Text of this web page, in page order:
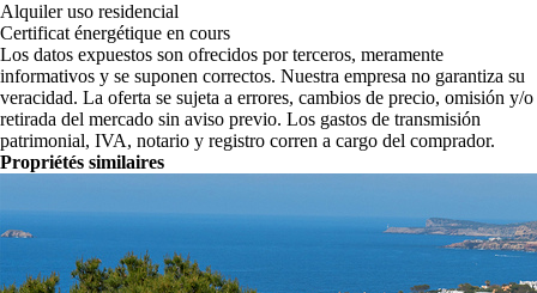
Alquiler uso residencial
Certificat énergétique en cours
Los datos expuestos son ofrecidos por terceros, meramente
informativos y se suponen correctos. Nuestra empresa no garantiza su
veracidad. La oferta se sujeta a errores, cambios de precio, omisión y/o
retirada del mercado sin aviso previo. Los gastos de transmisión
patrimonial, IVA, notario y registro corren a cargo del comprador.
Propriétés similaires